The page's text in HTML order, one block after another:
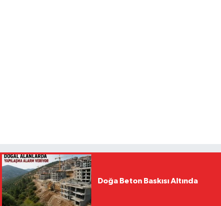
Doğa Beton Baskısı Altında